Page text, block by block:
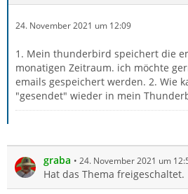
24. November 2021 um 12:09
1. Mein thunderbird speichert die
monatigen Zeitraum. ich möchte
emails gespeichert werden. 2. Wie
"gesendet" wieder in mein
graba 24. November 2021 um
Hat das Thema freigeschaltet.